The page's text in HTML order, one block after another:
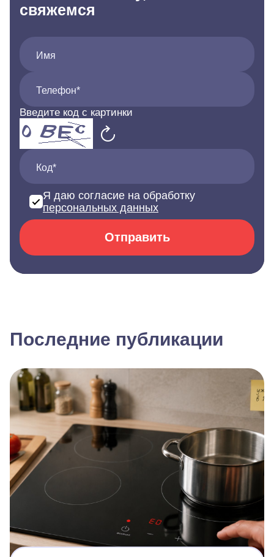
свяжемся
Имя
Телефон*
Введите код с картинки
Код*
Я даю согласие на обработку
персональных данных
Отправить
Последние публикации